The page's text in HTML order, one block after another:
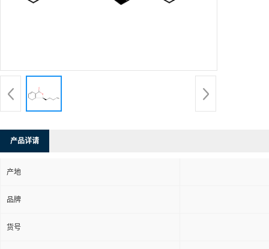
产品详请
产地
品牌
货号